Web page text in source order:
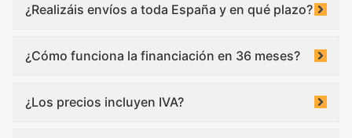
¿Realizáis envíos a toda España y en qué plazo?
¿Cómo funciona la financiación en 36 meses?
¿Los precios incluyen IVA?